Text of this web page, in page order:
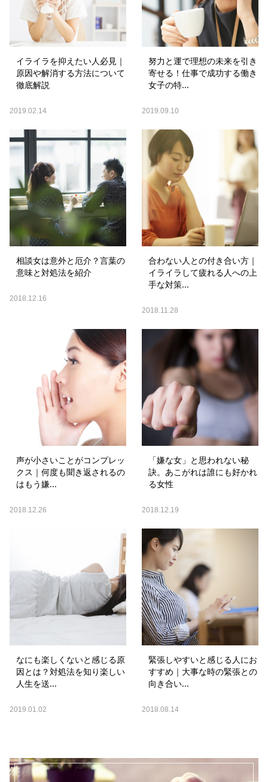
イライラを抑えたい人必見｜
原因や解消する方法について
徹底解説
2019.02.14
努力と運で理想の未来を引き
寄せる！仕事で成功する働き
女子の特...
2019.09.10
相談女は意外と厄介？言葉の
意味と対処法を紹介
2018.12.16
合わない人との付き合い方｜
イライラして疲れる人への上
手な対策...
2018.11.28
声が小さいことがコンプレッ
クス｜何度も聞き返されるの
はもう嫌...
2018.12.26
「嫌な女」と思われない秘
訣。あこがれは誰にも好かれ
る女性
2018.12.19
なにも楽しくないと感じる原
因とは？対処法を知り楽しい
人生を送...
2019.01.02
緊張しやすいと感じる人にお
すすめ｜大事な時の緊張との
向き合い...
2018.08.14